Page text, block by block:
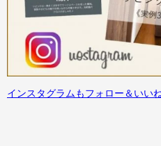
インスタグラムもフォロー＆いい